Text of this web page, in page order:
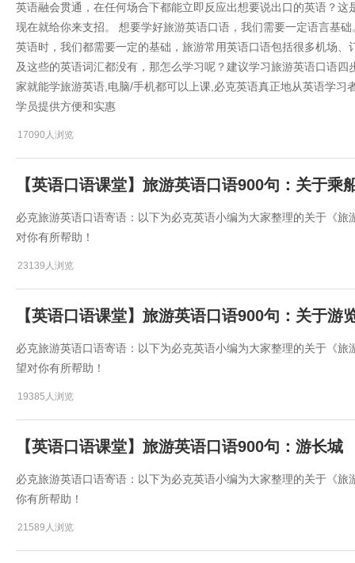
英语融会贯通，在任何场合下都能立即反应出想要说出口的英语？
现在就给你来支招。 想要学好旅游英语口语，我们需要一定语言基
英语时，我们都需要一定的基础，旅游常用英语口语包括很多机场
及这些的英语词汇都没有，那怎么学习呢？建议学习旅游英语口语
家就能学旅游英语,电脑/手机都可以上课,必克英语真正地从英语学
学员提供方便和实惠
17090人浏览
【英语口语课堂】旅游英语口语900句：关于乘
必克旅游英语口语寄语：以下为必克英语小编为大家整理的关于《
对你有所帮助！
23139人浏览
【英语口语课堂】旅游英语口语900句：关于游
必克旅游英语口语寄语：以下为必克英语小编为大家整理的关于《
望对你有所帮助！
19385人浏览
【英语口语课堂】旅游英语口语900句：游长城
必克旅游英语口语寄语：以下为必克英语小编为大家整理的关于《
你有所帮助！
21589人浏览